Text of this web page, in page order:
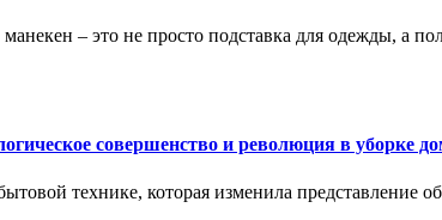
– это не просто подставка для одежды, а
совершенство и революция в уборке
технике, которая изменила